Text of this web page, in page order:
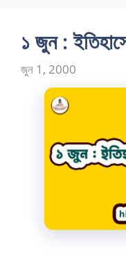
১ জুন :
জুন 1, 2000